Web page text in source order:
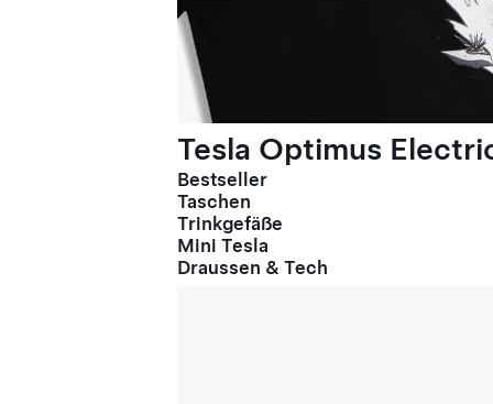
Tesla Optimus
Bestseller
Taschen
Trinkgefäße
Mini Tesla
Draussen & Tech